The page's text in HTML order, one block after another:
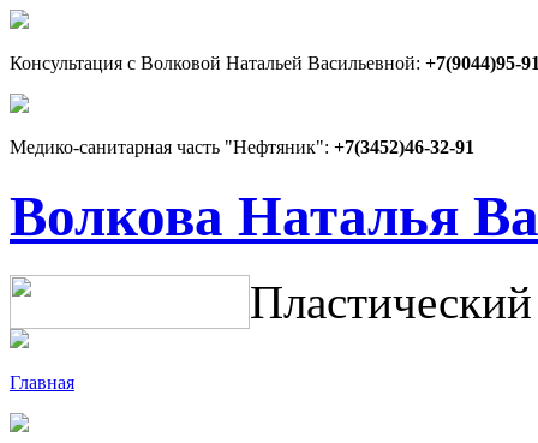
Консультация с Волковой Натальей Васильевной: +7(9044)95-
Медико-санитарная часть "Нефтяник": +7(3452)46-32-91
Волкова Наталья
Главная